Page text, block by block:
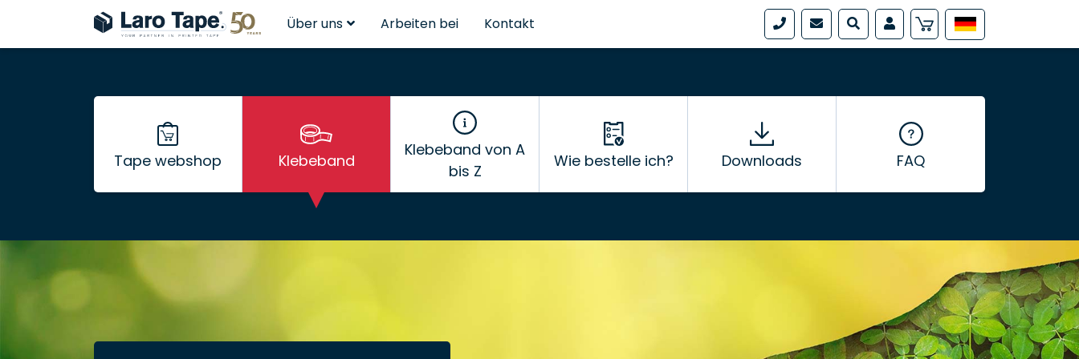
Über uns Arbeiten bei Kontakt
Tape webshop Klebeband
Klebeband von A
bis Z
Wie bestelle ich? Downloads FAQ